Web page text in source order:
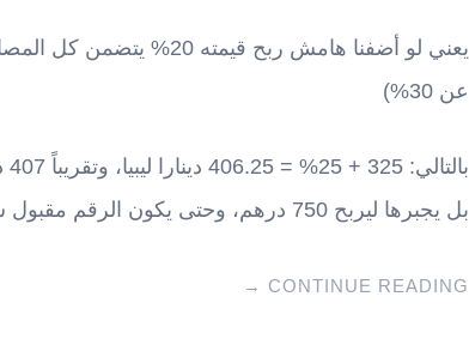
يعني لو أضفنا هامش ربح
عن 30%)
بل يجبرها ليربح 750 درهم، وحتى يكون الرقم مقبول ستكون قيمة السلعة 410 ديناراً ليبياً.
CONTINUE READING
→